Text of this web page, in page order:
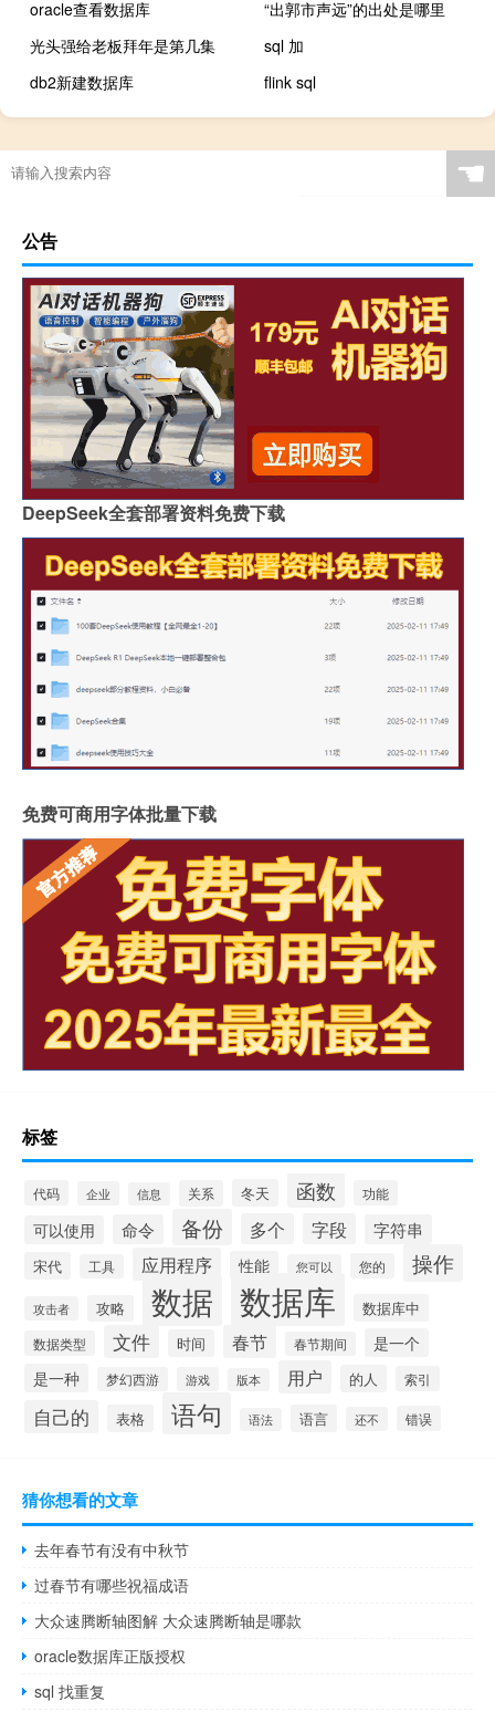
oracle查看数据库
“出郭市声远”的出处是哪里
光头强给老板拜年是第几集
sql 加
db2新建数据库
flink sql
☚
公告
DeepSeek全套部署资料免费下载
免费可商用字体批量下载
标签
代码 企业 信息 关系 冬天 函数 功能
可以使用 命令 备份 多个 字段 字符串
宋代 工具 应用程序 性能 您可以 您的 操作
攻击者 攻略 数据 数据库 数据库中
数据类型 文件 时间 春节 春节期间
是一个
是一种
梦幻西游 游戏 版本 用户 的人 索引
自己的 表格 语句 语法 语言 还不 错误
猜你想看的文章
去年春节有没有中秋节
过春节有哪些祝福成语
大众速腾断轴图解 大众速腾断轴是哪款
oracle数据库正版授权
sql 找重复